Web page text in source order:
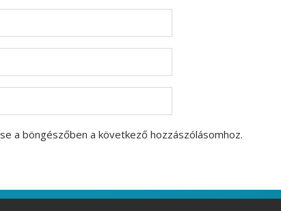
a böngészőben a következő hozzászólásomhoz.